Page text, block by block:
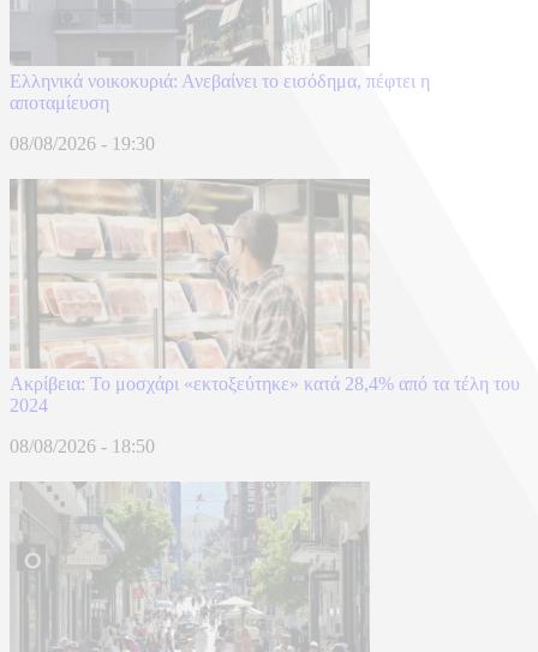
Ελληνικά νοικοκυριά: Ανεβαίνει το εισόδημα, πέφτει η
αποταμίευση
08/08/2026 - 19:30
Ακρίβεια: Το μοσχάρι «εκτοξεύτηκε» κατά 28,4% από τα τέλη του
2024
08/08/2026 - 18:50